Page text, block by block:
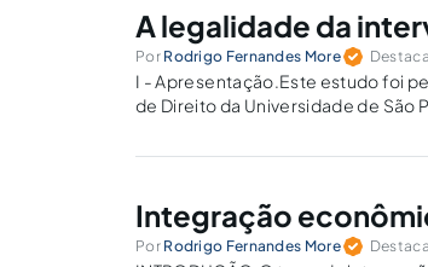
A legalidade da
Por Rodrigo Fernandes More
I - Apresentação.Este estudo foi
de Direito da Universidade de São
Integração
Por Rodrigo Fernandes More